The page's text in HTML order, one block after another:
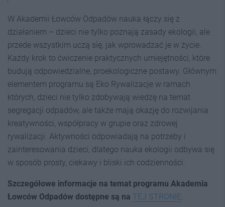
W Akademii Łowców Odpadów nauka łączy się z
działaniem – dzieci nie tylko poznają zasady ekologii, ale
przede wszystkim uczą się, jak wprowadzać je w życie.
Każdy krok to ćwiczenie praktycznych umiejętności, które
budują odpowiedzialne, proekologiczne postawy. Głównym
elementem programu są Eko Rywalizacje w ramach
których, dzieci nie tylko zdobywają wiedzę na temat
segregacji odpadów, ale także mają okazję do rozwijania
kreatywności, współpracy w grupie oraz zdrowej
rywalizacji. Aktywności odpowiadają na potrzeby i
zainteresowania dzieci, dlatego nauka ekologii odbywa się
w sposób prosty, ciekawy i bliski ich codzienności.
Szczegółowe informacje na temat programu Akademia
Łowców Odpadów dostępne są na TEJ STRONIE.